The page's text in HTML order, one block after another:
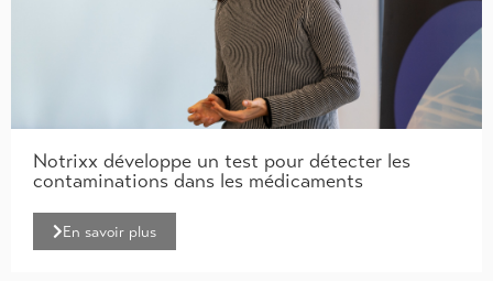
Notrixx développe un test pour détecter les
contaminations dans les médicaments
En savoir plus